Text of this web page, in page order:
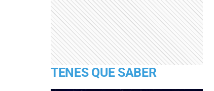
TENES QUE SABER